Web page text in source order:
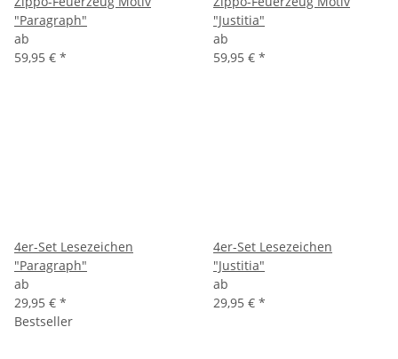
"Paragraph"
ab
59,95 € *
"Justitia"
ab
59,95 € *
4er-Set Lesezeichen
"Paragraph"
ab
29,95 € *
4er-Set Lesezeichen
"Justitia"
ab
29,95 € *
Bestseller